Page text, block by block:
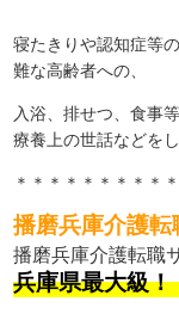
寝たきりや認知症等
難な高齢者への、
入浴、排せつ、食事
療養上の世話などを
＊＊＊＊＊＊＊＊＊
播磨兵庫介護転
播磨兵庫介護転職
兵庫県最大級